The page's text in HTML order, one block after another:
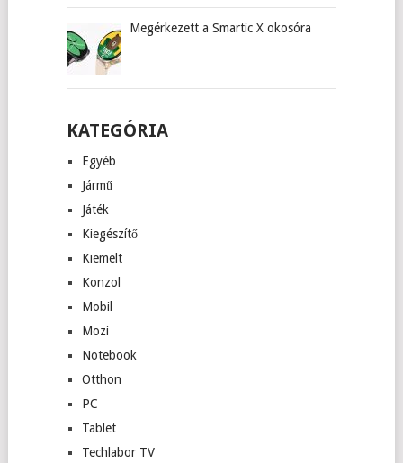
Megérkezett a Smartic X okosóra
KATEGÓRIA
Egyéb
Jármű
Játék
Kiegészítő
Kiemelt
Konzol
Mobil
Mozi
Notebook
Otthon
PC
Tablet
Techlabor TV